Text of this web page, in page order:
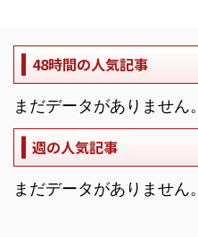
48時間の人気記事
まだデータがありません。
週の人気記事
まだデータがありません。